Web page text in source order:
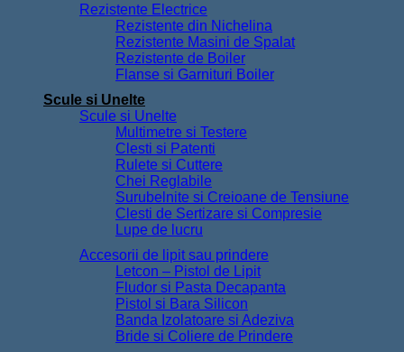
Rezistente Electrice
Rezistente din Nichelina
Rezistente Masini de Spalat
Rezistente de Boiler
Flanse si Garnituri Boiler
Scule si Unelte
Scule si Unelte
Multimetre si Testere
Clesti si Patenti
Rulete si Cuttere
Chei Reglabile
Surubelnite si Creioane de Tensiune
Clesti de Sertizare si Compresie
Lupe de lucru
Accesorii de lipit sau prindere
Letcon – Pistol de Lipit
Fludor si Pasta Decapanta
Pistol si Bara Silicon
Banda Izolatoare si Adeziva
Bride si Coliere de Prindere